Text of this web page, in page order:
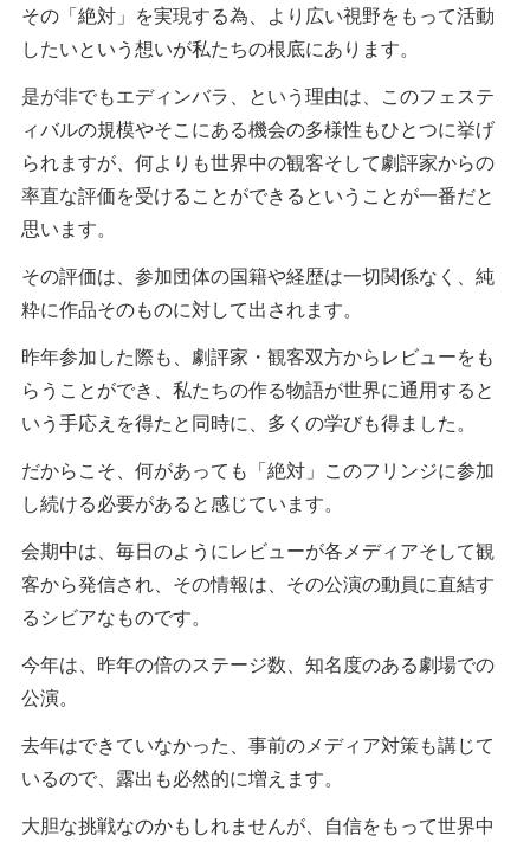
その「絶対」を実現する為、より広い視野をもって活動
したいという想いが私たちの根底にあります。
是が非でもエディンバラ、という理由は、このフェステ
ィバルの規模やそこにある機会の多様性もひとつに挙げ
られますが、何よりも世界中の観客そして劇評家からの
率直な評価を受けることができるということが一番だと
思います。
その評価は、参加団体の国籍や経歴は一切関係なく、純
粋に作品そのものに対して出されます。
昨年参加した際も、劇評家・観客双方からレビューをも
らうことができ、私たちの作る物語が世界に通用すると
いう手応えを得たと同時に、多くの学びも得ました。
だからこそ、何があっても「絶対」このフリンジに参加
し続ける必要があると感じています。
会期中は、毎日のようにレビューが各メディアそして観
客から発信され、その情報は、その公演の動員に直結す
るシビアなものです。
今年は、昨年の倍のステージ数、知名度のある劇場での
公演。
去年はできていなかった、事前のメディア対策も講じて
いるので、露出も必然的に増えます。
大胆な挑戦なのかもしれませんが、自信をもって世界中